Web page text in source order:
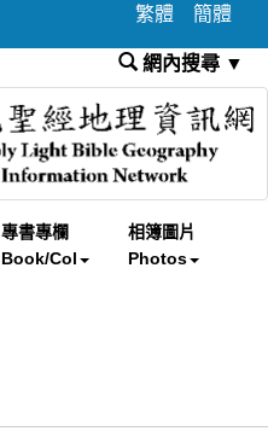
繁體 簡體
網內搜尋 ▼
專書專欄
Book/Col
相簿圖片
Photos